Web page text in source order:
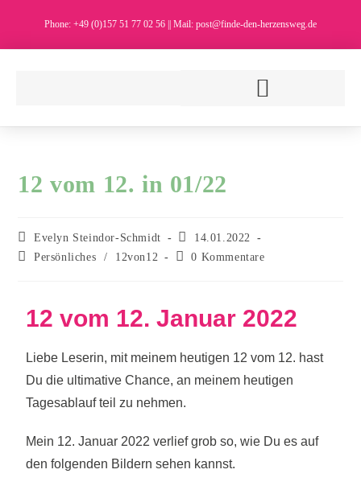
Phone: +49 (0)157 51 77 02 56 || Mail: post@finde-den-herzensweg.de
12 vom 12. in 01/22
Evelyn Steindor-Schmidt
14.01.2022
Persönliches
/ 12von12 0 Kommentare
12 vom 12. Januar 2022
Liebe Leserin, mit meinem heutigen 12 vom 12. hast
Du die ultimative Chance, an meinem heutigen
Tagesablauf teil zu nehmen.
Mein 12. Januar 2022 verlief grob so, wie Du es auf
den folgenden Bildern sehen kannst.